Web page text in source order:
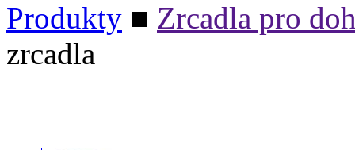
Produkty ■ Zrcadla pro
zrcadla